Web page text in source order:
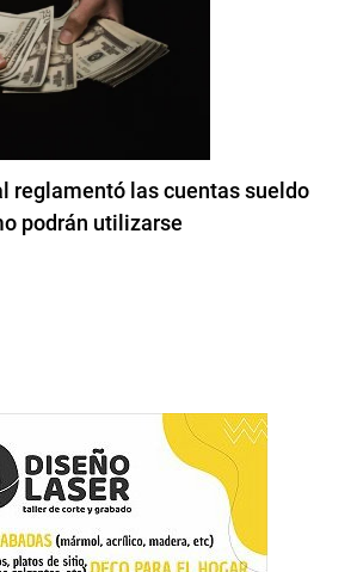
reglamentó las cuentas sueldo
podrán utilizarse